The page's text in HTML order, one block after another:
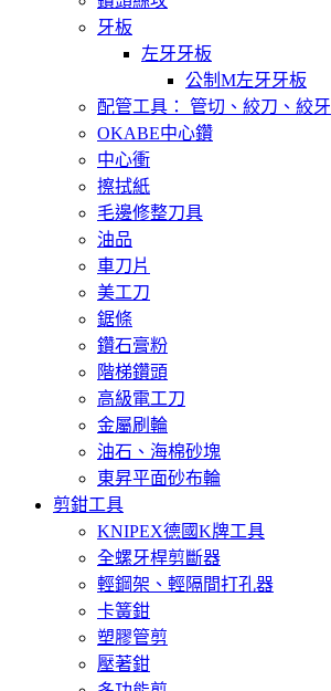
牙板
左牙牙板
公制M左牙牙板
配管工具： 管切、絞刀、絞牙
OKABE中心鑽
中心衝
擦拭紙
毛邊修整刀具
油品
車刀片
美工刀
鋸條
鑽石膏粉
階梯鑽頭
高級電工刀
金屬刷輪
油石、海棉砂塊
東昇平面砂布輪
剪鉗工具
KNIPEX德國K牌工具
全螺牙桿剪斷器
輕鋼架、輕隔間打孔器
卡簧鉗
塑膠管剪
壓著鉗